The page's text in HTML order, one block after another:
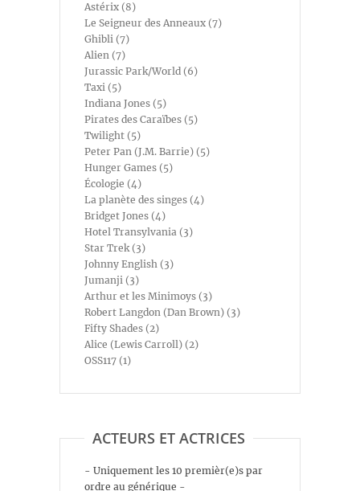
Astérix (8)
Le Seigneur des Anneaux (7)
Ghibli (7)
Alien (7)
Jurassic Park/World (6)
Taxi (5)
Indiana Jones (5)
Pirates des Caraïbes (5)
Twilight (5)
Peter Pan (J.M. Barrie) (5)
Hunger Games (5)
Écologie (4)
La planète des singes (4)
Bridget Jones (4)
Hotel Transylvania (3)
Star Trek (3)
Johnny English (3)
Jumanji (3)
Arthur et les Minimoys (3)
Robert Langdon (Dan Brown) (3)
Fifty Shades (2)
Alice (Lewis Carroll) (2)
OSS117 (1)
ACTEURS ET ACTRICES
- Uniquement les 10 premièr(e)s par
ordre au générique -